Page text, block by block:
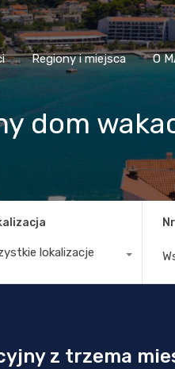
Regiony i miejsca
Regiony i miejsca O
dom
lokalizacje
z trzema